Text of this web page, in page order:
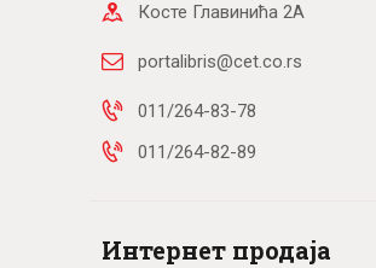
Косте Главинића 2А
portalibris@cet.co.rs
011/264-83-78
011/264-82-89
Интернет продаја